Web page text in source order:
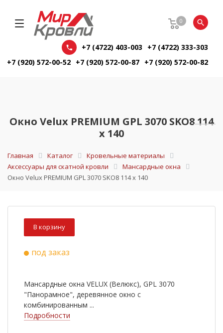
0
+7 (4722) 403-003
+7 (4722) 333-303
+7 (920) 572-00-52 +7 (920) 572-00-87 +7 (920) 572-00-82
Окно Velux PREMIUM GPL 3070 SKO8 114
х 140
Главная Каталог
Кровельные материалы
Аксессуары для скатной кровли
Мансардные окна
Окно Velux PREMIUM GPL 3070 SKO8 114 х 140
В корзину
под заказ
Мансардные окна VELUX (Велюкс), GPL 3070
"Панорамное", деревянное окно с
комбинированным ...
Подробности